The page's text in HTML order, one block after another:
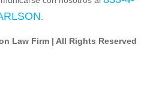
Law Firm | All Rights Reserved